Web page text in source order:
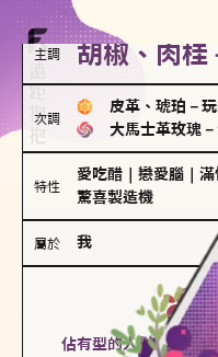
主調 胡椒、肉桂
次調
皮革、琥珀 －
大馬士革玫瑰 －
特性
愛吃醋 戀愛腦 滿
驚喜製造機
屬於 我
佔有型的人對愛情有